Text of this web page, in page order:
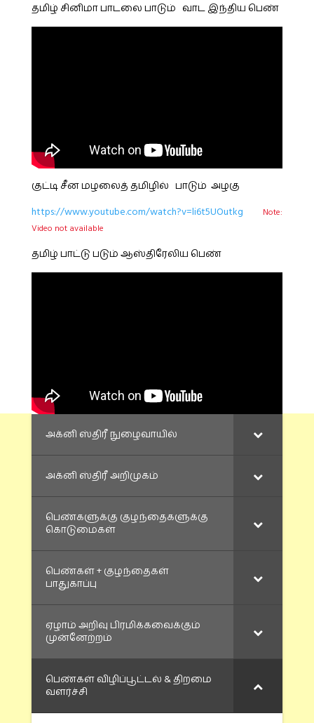
தமிழ் சினிமா பாடலை பாடும் வாட இந்திய பெண்
குட்டி சீன மழலைத் தமிழில் பாடும் அழகு
https://www.youtube.com/watch?v=li6t5UOutkg
Note:
Video not available
தமிழ் பாட்டு படும் ஆஸ்திரேலிய பெண்
அக்னி ஸ்திரீ நுழைவாயில்
அக்னி ஸ்திரீ அறிமுகம்
பெண்களுக்கு குழந்தைகளுக்கு
கொடுமைகள்
பெண்கள் + குழந்தைகள்
பாதுகாப்பு
ஏழாம் அறிவு பிரமிக்கவைக்கும்
முன்னேற்றம்
பெண்கள் விழிப்பூட்டல் & திறமை
வளர்ச்சி